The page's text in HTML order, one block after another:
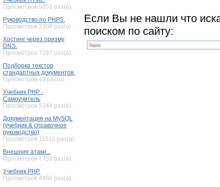
Просмотров 5051 раз(а).
Руководство по PHP5.
Просмотров 2208 раз(а).
Хостинг через призму
DNS.
Просмотров 7297 раз(а).
Подборка текстов
стандартных документов.
Просмотров 49 раз(а).
Учебник PHP -
Самоучитель
Просмотров 5344 раз(а).
Документация на MySQL
(учебник & справочное
руководство)
Просмотров 11515 раз(а).
Внешние атаки...
Просмотров 7752 раз(а).
Учебник PHP.
Просмотров 4460 раз(а).
Если Вы не нашли что
поиском по сайту: